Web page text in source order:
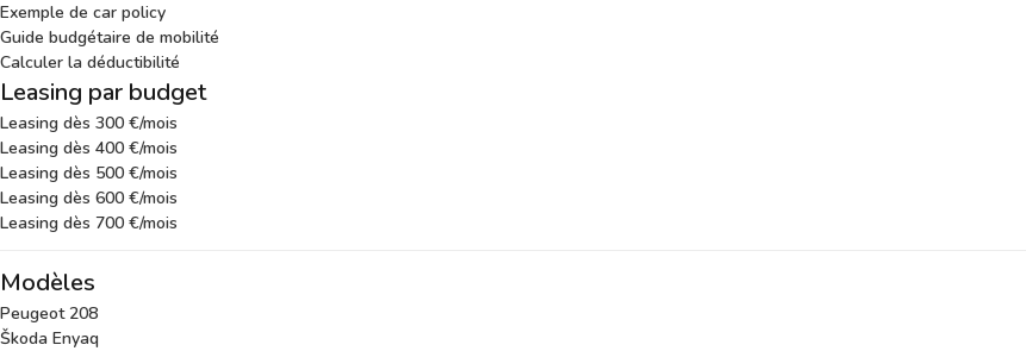
Exemple de car policy
Guide budgétaire de mobilité
Calculer la déductibilité
Leasing par budget
Leasing dès 300 €/mois
Leasing dès 400 €/mois
Leasing dès 500 €/mois
Leasing dès 600 €/mois
Leasing dès 700 €/mois
Modèles
Peugeot 208
Škoda Enyaq